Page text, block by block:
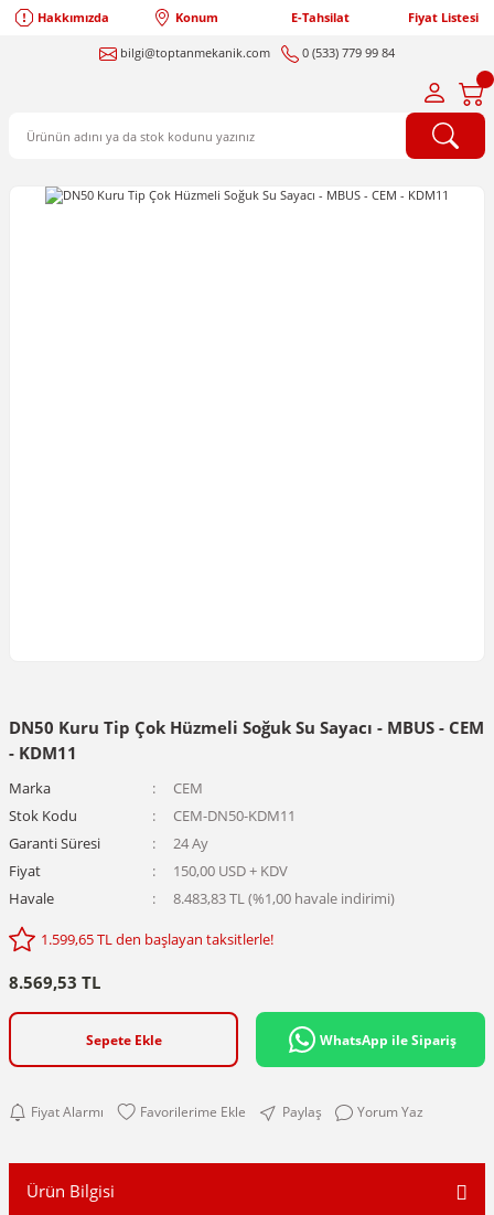
Hakkımızda Konum E-Tahsilat Fiyat Listesi
bilgi@toptanmekanik.com 0 (533) 779 99 84
DN50 Kuru Tip Çok Hüzmeli Soğuk Su Sayacı - MBUS - CEM
- KDM11
Marka
CEM
Stok Kodu
CEM-DN50-KDM11
Garanti Süresi
24 Ay
Fiyat
150,00 USD + KDV
Havale
8.483,83 TL (%1,00 havale indirimi)
1.599,65 TL den başlayan taksitlerle!
8.569,53 TL
Sepete Ekle WhatsApp ile Sipariş
Fiyat Alarmı Paylaş Yorum Yaz
Ürün Bilgisi